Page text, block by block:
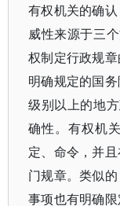
有权机关的确
威性来源于三
权制定行政规
明确规定的国
级别以上的地
确性。有权机
定、命令，并
门规章。类似
事项也有明确